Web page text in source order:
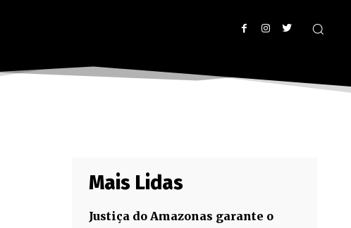
Mais Lidas
Justiça do Amazonas garante o